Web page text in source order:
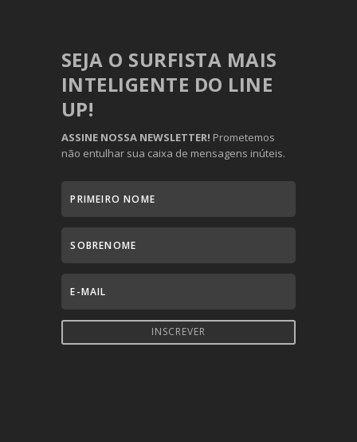
SEJA O SURFISTA MAIS
INTELIGENTE DO LINE
UP!
ASSINE NOSSA NEWSLETTER! Prometemos
não entulhar sua caixa de mensagens inúteis.
INSCREVER